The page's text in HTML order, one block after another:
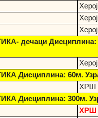
дечаци Дисциплина:
Дисциплина: 60м.
ХРШ
Дисциплина: 300м.
ХРШ